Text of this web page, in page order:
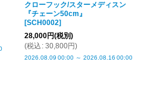
クローフック/スターメディスン
『チェーン50cm』
[SCH0002]
28,000円(税別)
(税込 : 30,800円)
2026.08.09 00:00 ～ 2026.08.16 00:00